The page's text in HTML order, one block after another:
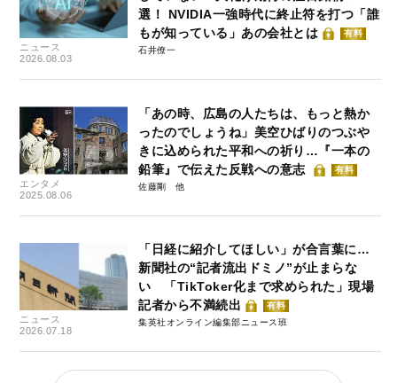
ニュース
2026.08.03
選！ NVIDIA一強時代に終止符を打つ「誰
もが知っている」あの会社とは
有料
石井僚一
エンタメ
2025.08.06
「あの時、広島の人たちは、もっと熱か
ったのでしょうね」美空ひばりのつぶや
きに込められた平和への祈り…『一本の
鉛筆』で伝えた反戦への意志
有料
佐藤剛
ニュース
2026.07.18
「日経に紹介してほしい」が合言葉に…
新聞社の“記者流出ドミノ”が止まらな
い 「TikToker化まで求められた」現場
記者から不満続出
有料
集英社オンライン編集部ニュース班